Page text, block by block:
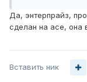
Да, энтерпрайз,
сделан на асе, она
Вставить ник